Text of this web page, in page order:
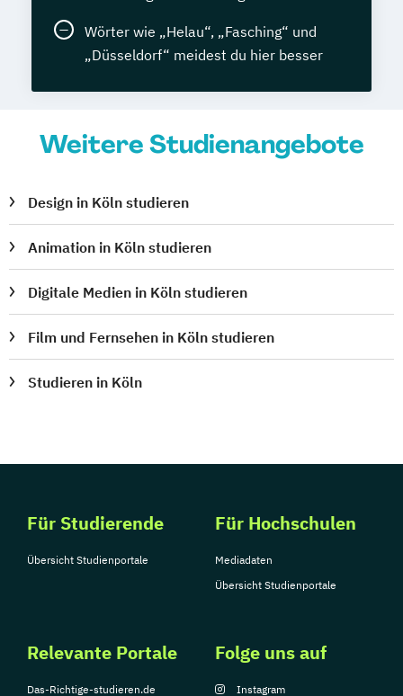
Wörter wie „Helau“, „Fasching“ und
„Düsseldorf“ meidest du hier besser
Weitere Studienangebote
Design in Köln studieren
Animation in Köln studieren
Digitale Medien in Köln studieren
Film und Fernsehen in Köln studieren
Studieren in Köln
Für Studierende
Übersicht Studienportale
Für Hochschulen
Mediadaten
Übersicht Studienportale
Relevante Portale
Das-Richtige-studieren.de
Folge uns auf
Instagram